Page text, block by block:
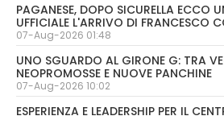
PAGANESE, DOPO SICURELLA ECCO
UFFICIALE L'ARRIVO DI FRANCESCO
07-Aug-2026 01:48
UNO SGUARDO AL GIRONE G: TRA
NEOPROMOSSE E NUOVE PANCHINE
07-Aug-2026 10:02
ESPERIENZA E LEADERSHIP PER IL